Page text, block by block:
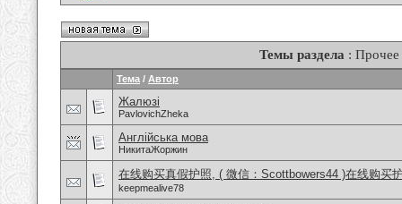
Темы раздела : Прочее
Тема / Автор
Жалюзі
PavlovichZheka
Англійська мова
НикитаЖоржин
在线购买真假护照, ( 微信：Scottbowers44 )在线购买
keepmealive78